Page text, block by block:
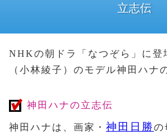
立志伝
NHKの朝ドラ「なつぞら」に登
（小林綾子）のモデル神田ハナ
神田ハナの立志伝
神田ハナは、画家・ 神田日勝の